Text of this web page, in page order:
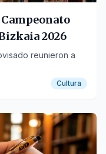
2026
reunieron a
Cultura